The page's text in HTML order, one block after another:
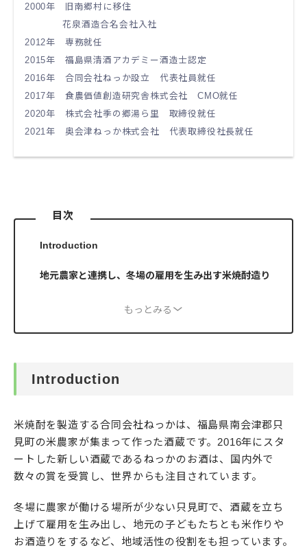
2000年 旧南郷村に移住
花泉酒造合名会社入社
2012年 専務就任
2015年 福島県清酒アカデミー酒造士認定
2016年 合同会社ねっか設立 代表社員就任
2017年 食農価値創造研究舎株式会社 CMO就任
2020年 株式会社季の郷湯ら里 取締役就任
2021年 奥会津ねっか株式会社 代表取締役社長就任
目次
Introduction
地元農家と連携し、冬場の雇用を生み出す米焼酎造り
もっとみる
Introduction
米焼酎を製造する合同会社ねっかは、福島県南会津郡只
見町の米農家が集まって作った酒蔵です。2016年にスタ
ートした新しい酒蔵であるねっかのお酒は、国内外で
数々の賞を受賞し、世界からも注目されています。
冬場に農家が働ける場所が少ない只見町で、酒蔵を立ち
上げて雇用を生み出し、地元の子どもたちとも米作りや
お酒造りをするなど、地域活性の役割をも担っています。